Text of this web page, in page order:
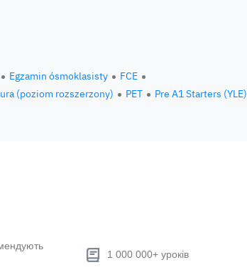
Egzamin ósmoklasisty
FCE
(poziom rozszerzony) PET
Pre A1 Starters (YLE)
1 000 000+ уроків